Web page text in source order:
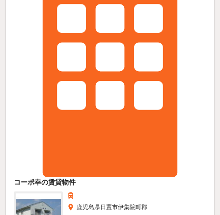
コーポ幸の賃貸物件
鹿児島県日置市伊集院町郡